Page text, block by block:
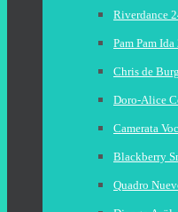
Riverdance
Pam Pam Ida
Chris de
Doro-Alice
Camerata
Blackberry
Quadro